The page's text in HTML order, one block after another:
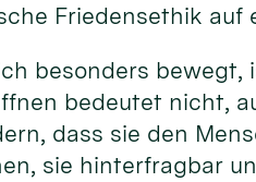
Friedensethik auf
besonders
bedeutet nicht,
dass sie den
sie hinterfragbar